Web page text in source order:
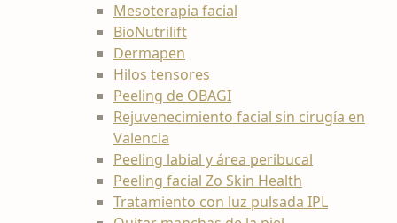
Mesoterapia facial
BioNutrilift
Dermapen
Hilos tensores
Peeling de OBAGI
Rejuvenecimiento facial sin cirugía en
Valencia
Peeling labial y área peribucal
Peeling facial Zo Skin Health
Tratamiento con luz pulsada IPL